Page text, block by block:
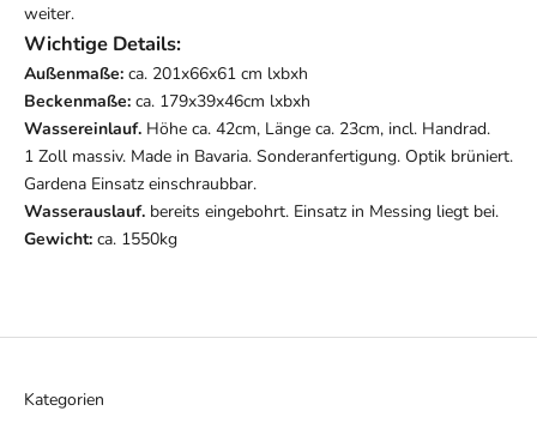
weiter.
Wichtige Details:
Außenmaße: ca. 201x66x61 cm lxbxh
Beckenmaße: ca. 179x39x46cm lxbxh
Wassereinlauf. Höhe ca. 42cm, Länge ca. 23cm, incl. Handrad.
1 Zoll massiv. Made in Bavaria. Sonderanfertigung. Optik brüniert.
Gardena Einsatz einschraubbar.
Wasserauslauf. bereits eingebohrt. Einsatz in Messing liegt bei.
Gewicht: ca. 1550kg
Kategorien